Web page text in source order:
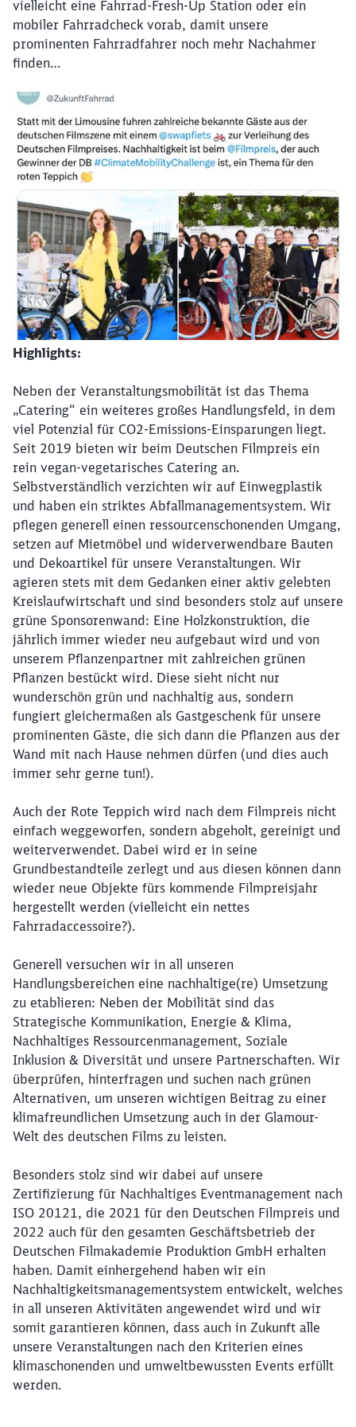
vielleicht eine Fahrrad-Fresh-Up Station oder ein
mobiler Fahrradcheck vorab, damit unsere
prominenten Fahrradfahrer noch mehr Nachahmer
finden…
Highlights:
Neben der Veranstaltungsmobilität ist das Thema
„Catering“ ein weiteres großes Handlungsfeld, in dem
viel Potenzial für CO2-Emissions-Einsparungen liegt.
Seit 2019 bieten wir beim Deutschen Filmpreis ein
rein vegan-vegetarisches Catering an.
Selbstverständlich verzichten wir auf Einwegplastik
und haben ein striktes Abfallmanagementsystem. Wir
pflegen generell einen ressourcenschonenden Umgang,
setzen auf Mietmöbel und widerverwendbare Bauten
und Dekoartikel für unsere Veranstaltungen. Wir
agieren stets mit dem Gedanken einer aktiv gelebten
Kreislaufwirtschaft und sind besonders stolz auf unsere
grüne Sponsorenwand: Eine Holzkonstruktion, die
jährlich immer wieder neu aufgebaut wird und von
unserem Pflanzenpartner mit zahlreichen grünen
Pflanzen bestückt wird. Diese sieht nicht nur
wunderschön grün und nachhaltig aus, sondern
fungiert gleichermaßen als Gastgeschenk für unsere
prominenten Gäste, die sich dann die Pflanzen aus der
Wand mit nach Hause nehmen dürfen (und dies auch
immer sehr gerne tun!).
Auch der Rote Teppich wird nach dem Filmpreis nicht
einfach weggeworfen, sondern abgeholt, gereinigt und
weiterverwendet. Dabei wird er in seine
Grundbestandteile zerlegt und aus diesen können dann
wieder neue Objekte fürs kommende Filmpreisjahr
hergestellt werden (vielleicht ein nettes
Fahrradaccessoire?).
Generell versuchen wir in all unseren
Handlungsbereichen eine nachhaltige(re) Umsetzung
zu etablieren: Neben der Mobilität sind das
Strategische Kommunikation, Energie & Klima,
Nachhaltiges Ressourcenmanagement, Soziale
Inklusion & Diversität und unsere Partnerschaften. Wir
überprüfen, hinterfragen und suchen nach grünen
Alternativen, um unseren wichtigen Beitrag zu einer
klimafreundlichen Umsetzung auch in der Glamour-
Welt des deutschen Films zu leisten.
Besonders stolz sind wir dabei auf unsere
Zertifizierung für Nachhaltiges Eventmanagement nach
ISO 20121, die 2021 für den Deutschen Filmpreis und
2022 auch für den gesamten Geschäftsbetrieb der
Deutschen Filmakademie Produktion GmbH erhalten
haben. Damit einhergehend haben wir ein
Nachhaltigkeitsmanagementsystem entwickelt, welches
in all unseren Aktivitäten angewendet wird und wir
somit garantieren können, dass auch in Zukunft alle
unsere Veranstaltungen nach den Kriterien eines
klimaschonenden und umweltbewussten Events erfüllt
werden.